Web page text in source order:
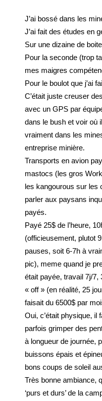
J’ai bossé dans les
J’ai fait des études en
Sur une dizaine de
Pour la seconde (trop
mes maigres
Pour le boulot que j’ai
C’était juste creuser
avec un GPS par
dans le bush et voir où
vraiment dans les
entreprise minière.
Transports en avion
mastocs (les gros
les kangourous sur les
parler aux paysans
payés.
Payé 25$ de l’heure,
(officieusement, plutot
pauses, soit 6-7h à
pic), meme quand je
était payée, travail 7j/
« off » (en réalité, 25
faisait du 6500$ par
Oui, c’était physique, il
parfois grimper des
à longueur de journée,
buissons épais et
bons coups de soleil
Très bonne ambiance,
‘purs et durs’ de la